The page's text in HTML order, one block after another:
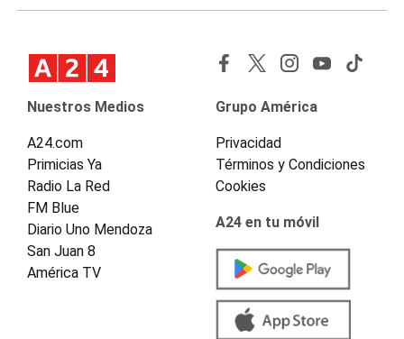
Nuestros Medios
A24.com
Primicias Ya
Radio La Red
FM Blue
Diario Uno Mendoza
San Juan 8
América TV
Grupo América
Privacidad
Términos y Condiciones
Cookies
A24 en tu móvil